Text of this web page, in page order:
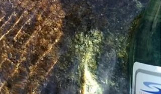
高知
ウイルス
アニメ
朝食バイ
キング
新型コロ
ナウィル